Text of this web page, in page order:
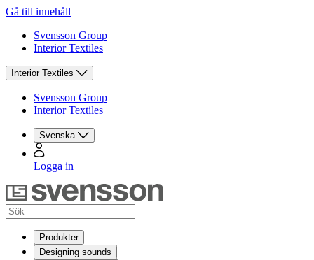
Gå till innehåll
Svensson Group
Interior Textiles
Interior Textiles
Svensson Group
Interior Textiles
Svenska
Logga in
Produkter
Designing sounds